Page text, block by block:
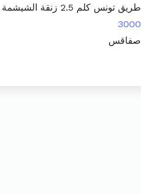
طريق تونس كلم 2.5 زنقة الشيشمة صفاقس المدينة
3000
صفاقس